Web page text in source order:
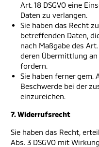
Art. 18 DSGVO eine
Daten zu verlangen.
Sie haben das Recht
betreffenden Daten,
nach Maßgabe des
deren Übermittlung
fordern.
Sie haben ferner gem.
Beschwerde bei der
einzureichen.
7. Widerrufsrecht
Sie haben das Recht,
Abs. 3 DSGVO mit